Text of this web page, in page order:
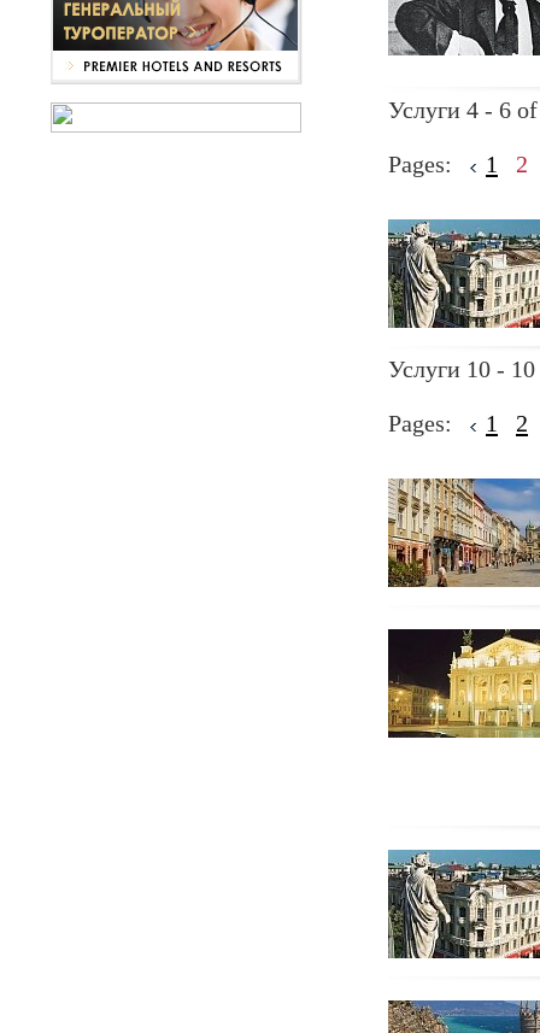
Услуги 4 - 6
Pages: 1 2
Услуги 10 -
Pages: 1 2